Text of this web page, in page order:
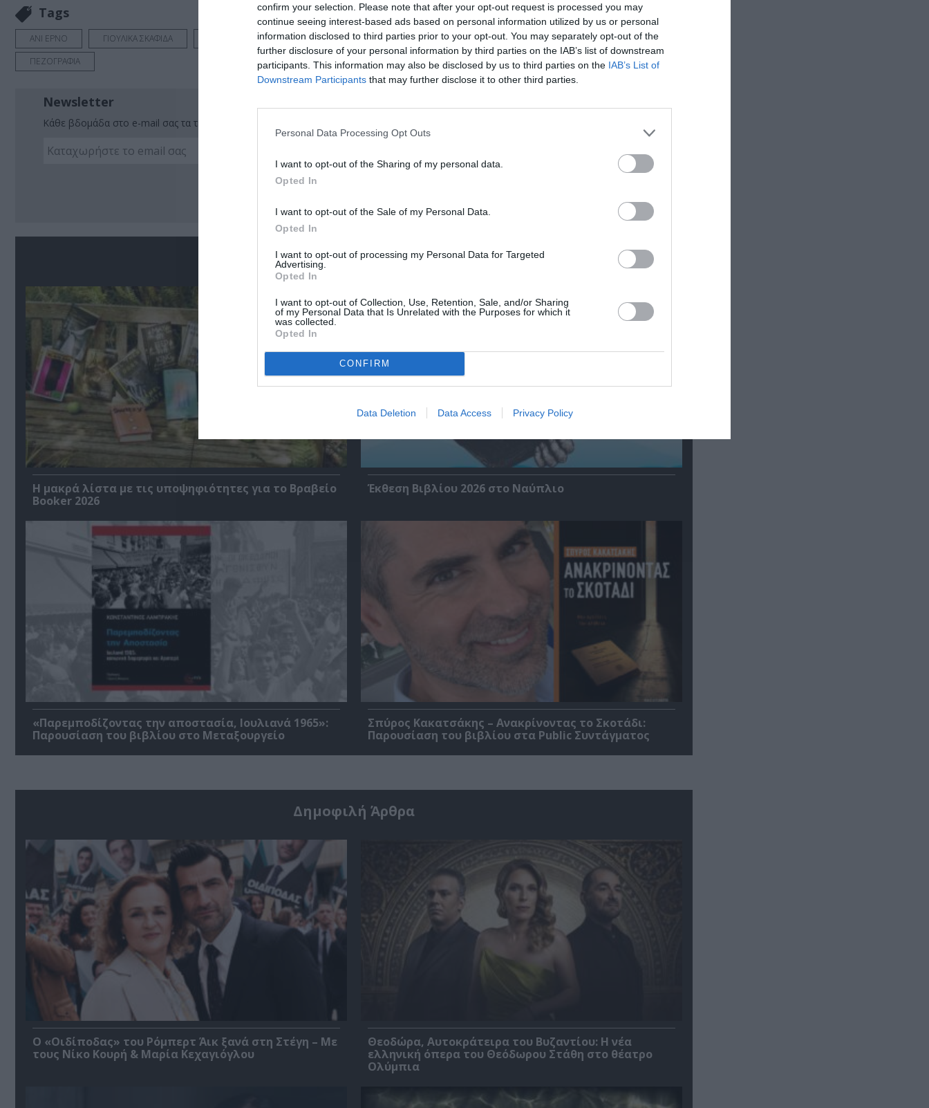
confirm your selection. Please note that after your opt-out request is processed you may
continue seeing interest-based ads based on personal information utilized by us or personal
information disclosed to third parties prior to your opt-out. You may separately opt-out of the
further disclosure of your personal information by third parties on the IAB’s list of downstream
participants. This information may also be disclosed by us to third parties on the IAB’s List of
Downstream Participants that may further disclose it to other third parties.
Personal Data Processing Opt Outs
I want to opt-out of the Sharing of my personal data.
Opted In
I want to opt-out of the Sale of my Personal Data.
Opted In
I want to opt-out of processing my Personal Data for Targeted
Advertising.
Opted In
I want to opt-out of Collection, Use, Retention, Sale, and/or Sharing
of my Personal Data that Is Unrelated with the Purposes for which it
was collected.
Opted In
CONFIRM
Data Deletion Data Access Privacy Policy
Tags
ΑΝΙ ΕΡΝΟ ΓΙΟΥΛΙΚΑ ΣΚΑΦΙΔΑ ΔΙΑΛΕΞΕΙΣ - ΟΜΙΛΙΕΣ ΕΚΔΟΣΕΙΣ ΜΕΤΑΙΧΜΙΟ ΚΩΣΤΑΣ ΚΑΤΣΟΥΛΑΡΗΣ
ΞΕΝΟΙ ΣΥΓΓΡΑΦΕΙΣ
ΠΕΖΟΓΡΑΦΙΑ
Newsletter
Κάθε βδομάδα στο e-mail σας τα τελευταία νέα για την Τέχνη και τον Πολιτισμό!
Ακολουθήστε το Culturenow.gr
Σχετικά Άρθρα
Η μακρά λίστα με τις υποψηφιότητες για το Βραβείο
Booker 2026
Έκθεση Βιβλίου 2026 στο Ναύπλιο
«Παρεμποδίζοντας την αποστασία, Ιουλιανά 1965»:
Παρουσίαση του βιβλίου στο Μεταξουργείο
Σπύρος Κακατσάκης – Ανακρίνοντας το Σκοτάδι:
Παρουσίαση του βιβλίου στα Public Συντάγματος
Δημοφιλή Άρθρα
O «Οιδίποδας» του Ρόμπερτ Άικ ξανά στη Στέγη – Με
τους Νίκο Κουρή & Μαρία Κεχαγιόγλου
Θεοδώρα, Αυτοκράτειρα του Βυζαντίου: Η νέα
ελληνική όπερα του Θεόδωρου Στάθη στο θέατρο
Ολύμπια